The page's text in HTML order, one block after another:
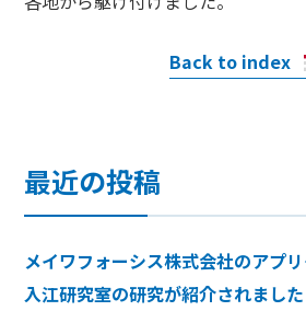
Back to index
最近の投稿
メイワフォーシス株式会社のアプ
入江研究室の研究が紹介されました